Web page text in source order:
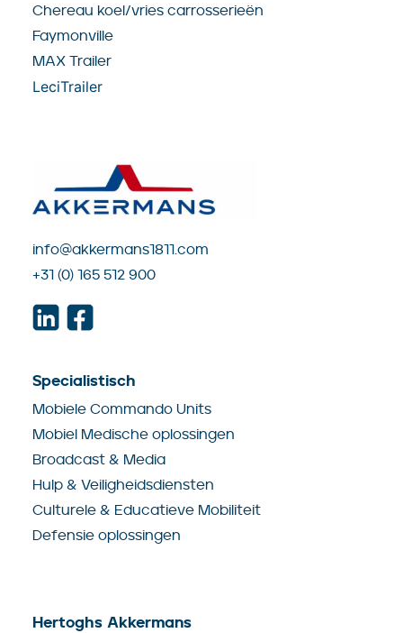
Chereau koel/vries carrosserieën
Faymonville
MAX Trailer
LeciTrailer
info@akkermans1811.com
+31 (0) 165 512 900
Specialistisch
Mobiele Commando Units
Mobiel Medische oplossingen
Broadcast & Media
Hulp & Veiligheidsdiensten
Culturele & Educatieve Mobiliteit
Defensie oplossingen
Hertoghs Akkermans